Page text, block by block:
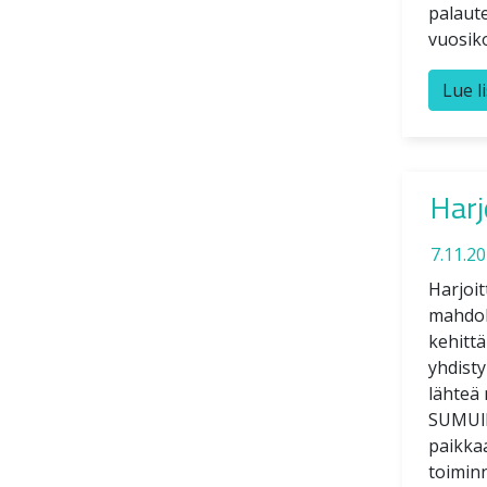
Lue
lähteä